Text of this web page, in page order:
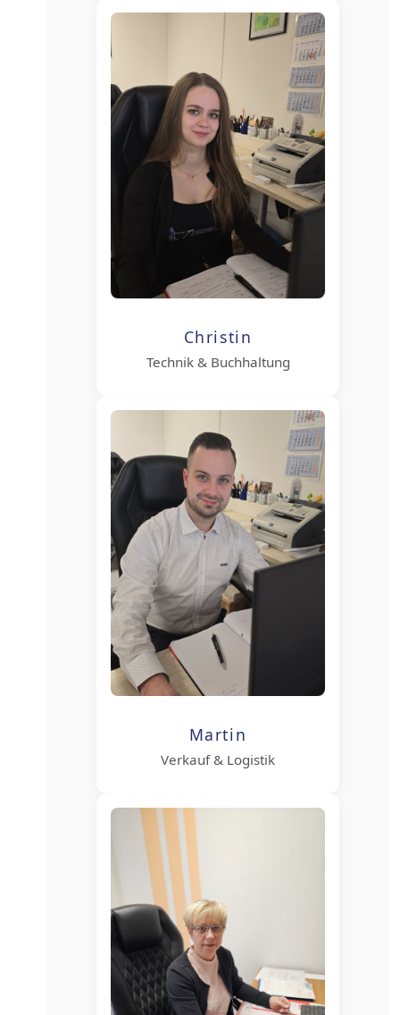
Christin
Technik & Buchhaltung
Martin
Verkauf & Logistik